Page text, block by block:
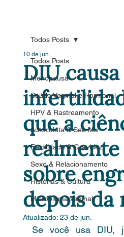
Todos Posts
Menopausa
Saúde Vaginal e Hormonal
HPV & Rastreamento
Autocoleta & See Me
Fertilidade & Gravidez
Sexo & Relacionamento
Histórias & Cultura
Microbioma Vaginal
Todos Posts
DIU causa
que a
sobre
depois da
10 de jun.
Atualizado: 23 de jun.
Se você usa DIU,